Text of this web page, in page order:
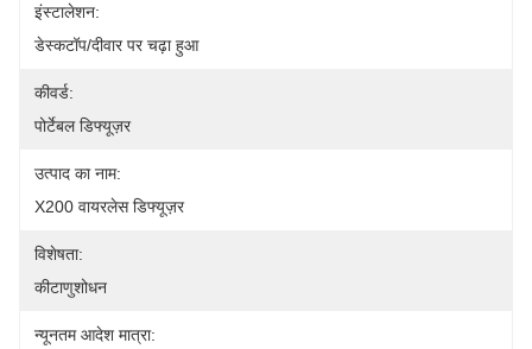
इंस्टालेशन:
डेस्कटॉप/दीवार पर चढ़ा हुआ
कीवर्ड:
पोर्टेबल डिफ्यूज़र
उत्पाद का नाम:
X200 वायरलेस डिफ्यूज़र
विशेषता:
कीटाणुशोधन
न्यूनतम आदेश मात्रा: